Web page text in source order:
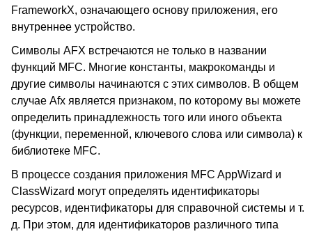
FrameworkX, означающего основу приложения, его
внутреннее устройство.
Символы AFX встречаются не только в названии
функций MFC. Многие константы, макрокоманды и
другие символы начинаются с этих символов. В общем
случае Afx является признаком, по которому вы можете
определить принадлежность того или иного объекта
(функции, переменной, ключевого слова или символа) к
библиотеке MFC.
В процессе создания приложения MFC AppWizard и
ClassWizard могут определять идентификаторы
ресурсов, идентификаторы для справочной системы и т.
д. При этом, для идентификаторов различного типа